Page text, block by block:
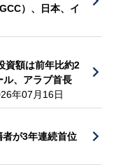
）、日本、イ
資額は前年比約2
、アラブ首長
年07月16日
が3年連続首位